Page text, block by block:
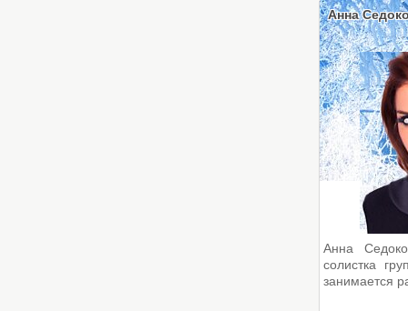
Анна
Анна
солистка
занимается